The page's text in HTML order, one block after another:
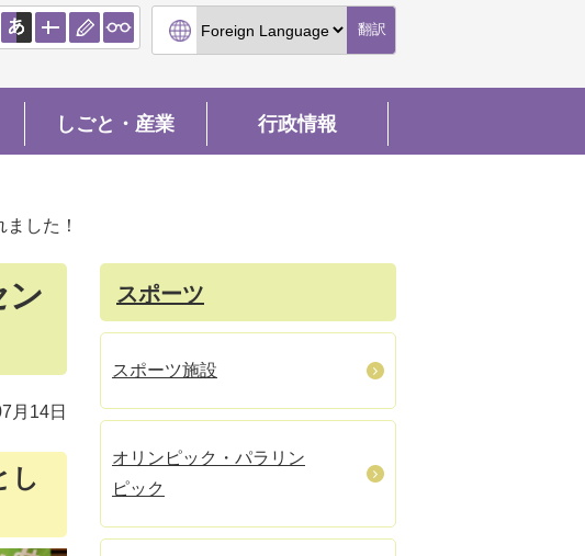
翻訳
しごと・産業 行政情報
した！
ン
月14日
し
スポーツ
スポーツ施設
オリンピック・パラリン
ピック